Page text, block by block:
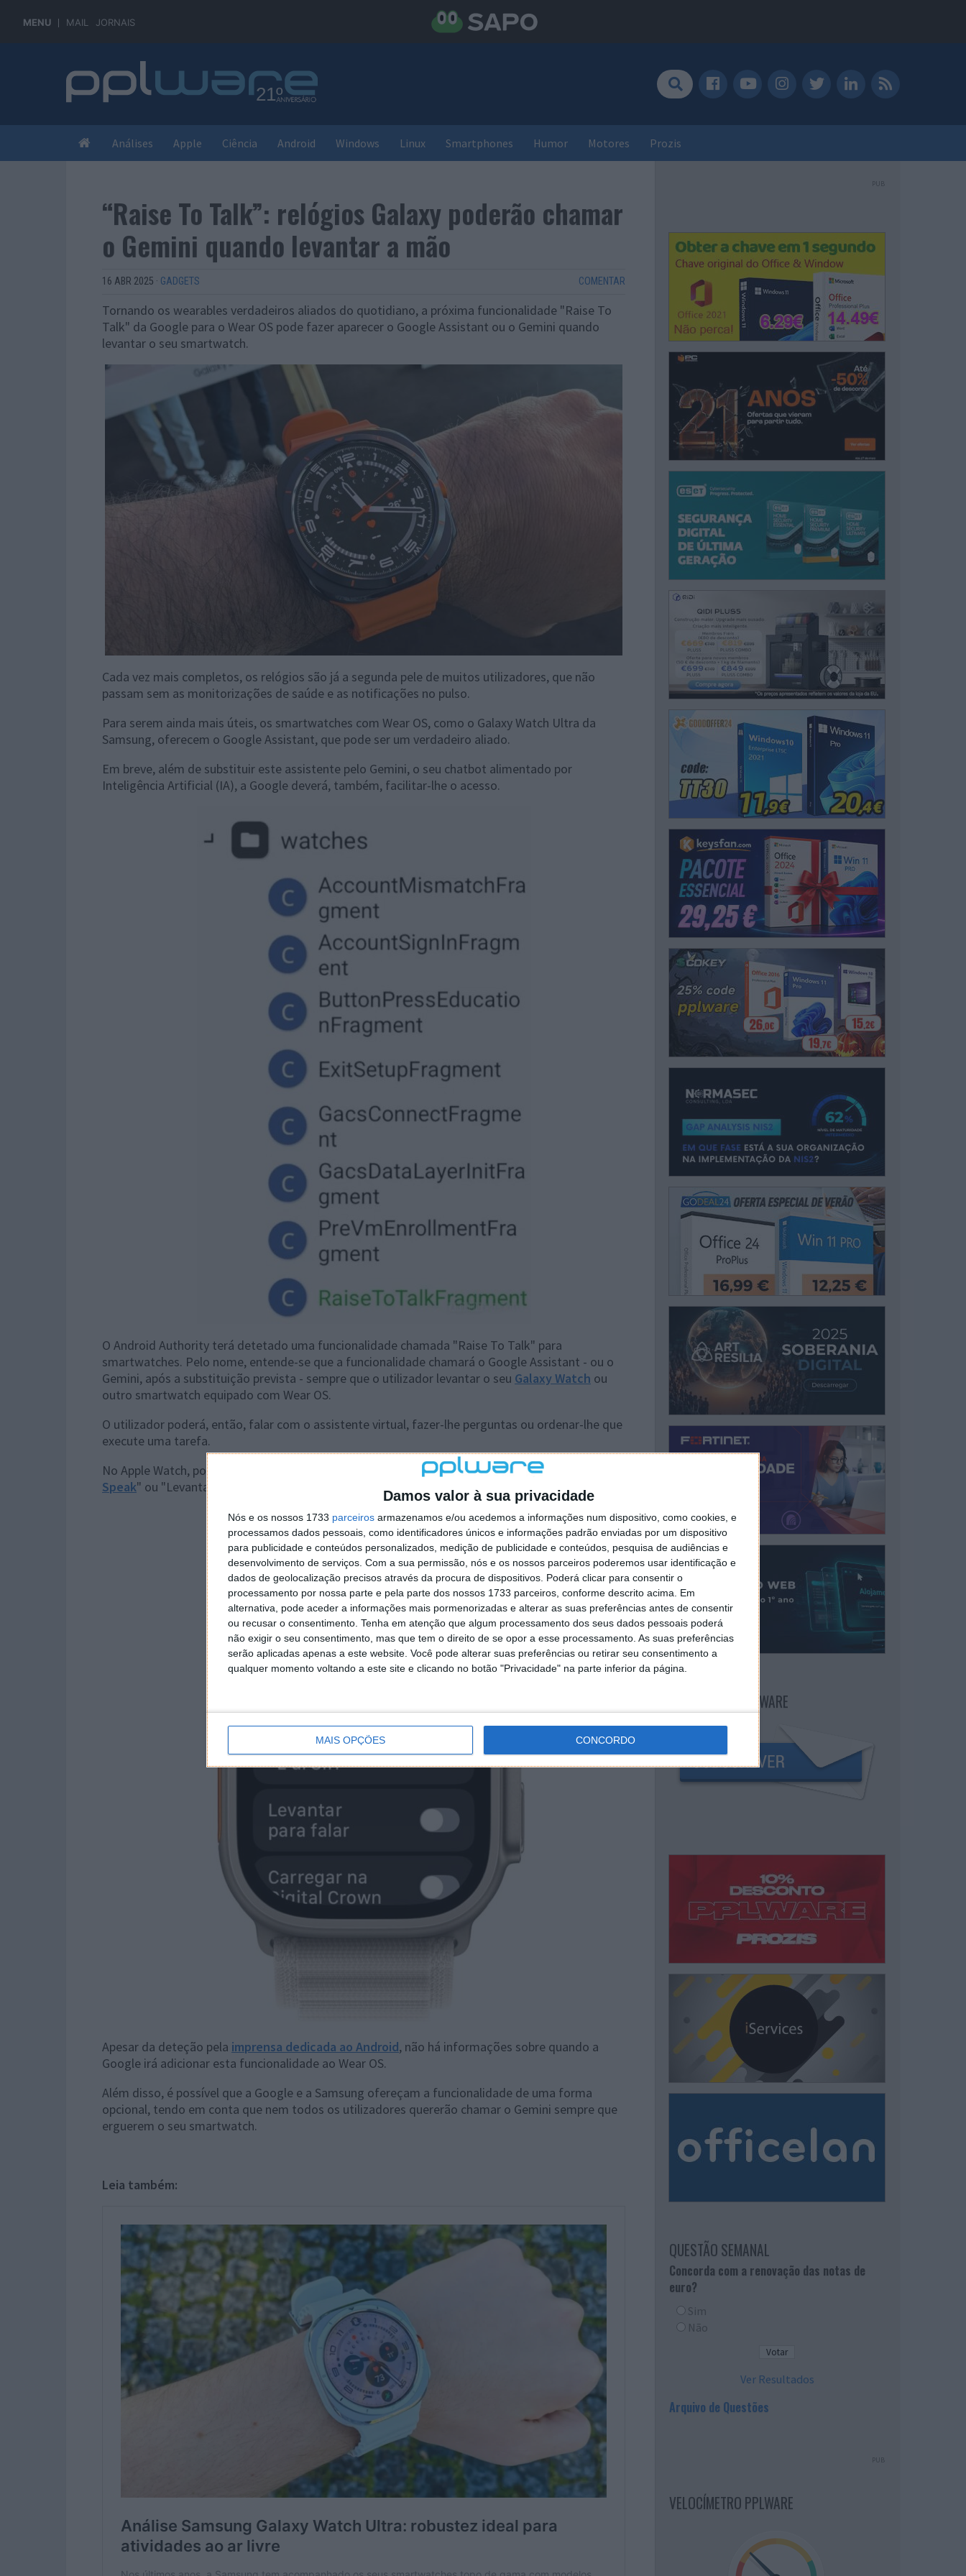
Damos valor à sua privacidade
Nós e os nossos 1733 parceiros armazenamos e/ou acedemos a informações num dispositivo, como cookies, e
processamos dados pessoais, como identificadores únicos e informações padrão enviadas por um dispositivo
para publicidade e conteúdos personalizados, medição de publicidade e conteúdos, pesquisa de audiências e
desenvolvimento de serviços. Com a sua permissão, nós e os nossos parceiros poderemos usar identificação e
dados de geolocalização precisos através da procura de dispositivos. Poderá clicar para consentir o
processamento por nossa parte e pela parte dos nossos 1733 parceiros, conforme descrito acima. Em
alternativa, pode aceder a informações mais pormenorizadas e alterar as suas preferências antes de consentir
ou recusar o consentimento. Tenha em atenção que algum processamento dos seus dados pessoais poderá
não exigir o seu consentimento, mas que tem o direito de se opor a esse processamento. As suas preferências
serão aplicadas apenas a este website. Você pode alterar suas preferências ou retirar seu consentimento a
qualquer momento voltando a este site e clicando no botão "Privacidade" na parte inferior da página.
MAIS OPÇÕES CONCORDO
MENU MAIL JORNAIS
Análises Apple Ciência Android Windows Linux Smartphones Humor Motores Prozis
“Raise To Talk”: relógios Galaxy poderão chamar
o Gemini quando levantar a mão
16 ABR 2025 · GADGETS COMENTAR
Tornando os wearables verdadeiros aliados do quotidiano, a próxima funcionalidade "Raise To
Talk" da Google para o Wear OS pode fazer aparecer o Google Assistant ou o Gemini quando
levantar o seu smartwatch.
Cada vez mais completos, os relógios são já a segunda pele de muitos utilizadores, que não
passam sem as monitorizações de saúde e as notificações no pulso.
Para serem ainda mais úteis, os smartwatches com Wear OS, como o Galaxy Watch Ultra da
Samsung, oferecem o Google Assistant, que pode ser um verdadeiro aliado.
Em breve, além de substituir este assistente pelo Gemini, o seu chatbot alimentado por
Inteligência Artificial (IA), a Google deverá, também, facilitar-lhe o acesso.
O Android Authority terá detetado uma funcionalidade chamada "Raise To Talk" para
smartwatches. Pelo nome, entende-se que a funcionalidade chamará o Google Assistant - ou o
Gemini, após a substituição prevista - sempre que o utilizador levantar o seu Galaxy Watch ou
outro smartwatch equipado com Wear OS.
O utilizador poderá, então, falar com o assistente virtual, fazer-lhe perguntas ou ordenar-lhe que
execute uma tarefa.
No Apple Watch, por exemplo, já existe uma funcionalidade semelhante chamada "
Speak" ou "Levantar para falar".
Apesar da deteção pela imprensa dedicada ao Android, não há informações sobre quando a
Google irá adicionar esta funcionalidade ao Wear OS.
Além disso, é possível que a Google e a Samsung ofereçam a funcionalidade de uma forma
opcional, tendo em conta que nem todos os utilizadores quererão chamar o Gemini sempre que
erguerem o seu smartwatch.
Leia também:
PUB
NEWSLETTER PPLWARE
QUESTÃO SEMANAL
Concorda com a renovação das notas de
euro?
Sim
Não
Ver Resultados
Arquivo de Questões
PUB
VELOCÍMETRO PPLWARE